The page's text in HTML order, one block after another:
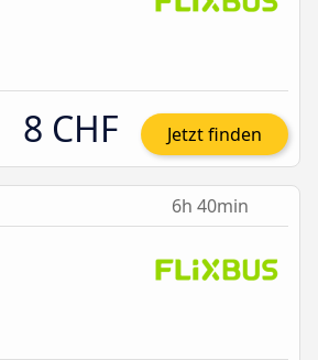
8 CHF Jetzt finden
6h 40min